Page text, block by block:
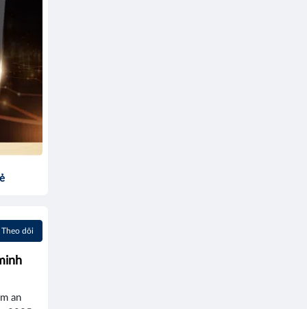
Theo dõi
an